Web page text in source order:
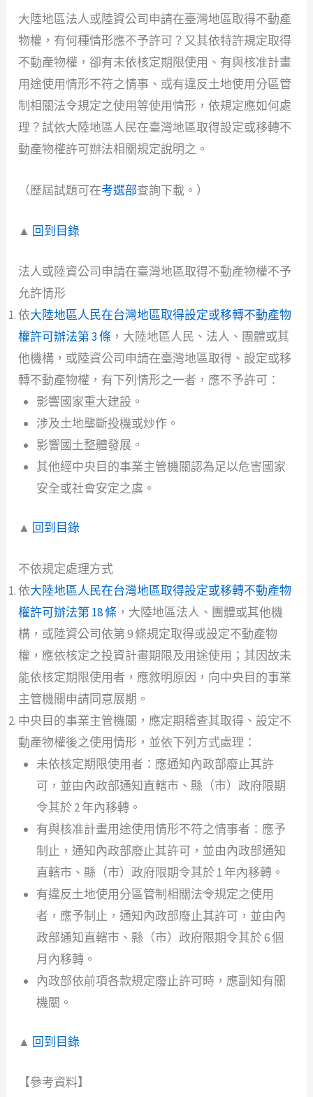
大陸地區法人或陸資公司申請在臺灣地區取得不動產
物權，有何種情形應不予許可？又其依特許規定取得
不動產物權，卻有未依核定期限使用、有與核准計畫
用途使用情形不符之情事、或有違反土地使用分區管
制相關法令規定之使用等使用情形，依規定應如何處
理？試依大陸地區人民在臺灣地區取得設定或移轉不
動產物權許可辦法相關規定說明之。
（歷屆試題可在考選部查詢下載。）
▲ 回到目錄
法人或陸資公司申請在臺灣地區取得不動產物權不予
允許情形
依大陸地區人民在台灣地區取得設定或移轉不動產物
權許可辦法第 3 條 ，大陸地區人民、法人、團體或其
他機構，或陸資公司申請在臺灣地區取得、設定或移
轉不動產物權，有下列情形之一者，應不予許可：
影響國家重大建設。
涉及土地壟斷投機或炒作。
影響國土整體發展。
其他經中央目的事業主管機關認為足以危害國家
安全或社會安定之虞。
▲ 回到目錄
不依規定處理方式
依大陸地區人民在台灣地區取得設定或移轉不動產物
權許可辦法第 18 條 ，大陸地區法人、團體或其他機
構，或陸資公司依第 9 條規定取得或設定不動產物
權，應依核定之投資計畫期限及用途使用；其因故未
能依核定期限使用者，應敘明原因，向中央目的事業
主管機關申請同意展期。
中央目的事業主管機關，應定期稽查其取得、設定不
動產物權後之使用情形，並依下列方式處理：
未依核定期限使用者：應通知內政部廢止其許
可，並由內政部通知直轄市、縣（市）政府限期
令其於 2 年內移轉。
有與核准計畫用途使用情形不符之情事者：應予
制止，通知內政部廢止其許可，並由內政部通知
直轄市、縣（市）政府限期令其於 1 年內移轉。
有違反土地使用分區管制相關法令規定之使用
者，應予制止，通知內政部廢止其許可，並由內
政部通知直轄市、縣（市）政府限期令其於 6 個
月內移轉。
內政部依前項各款規定廢止許可時，應副知有關
機關。
▲ 回到目錄
【參考資料】